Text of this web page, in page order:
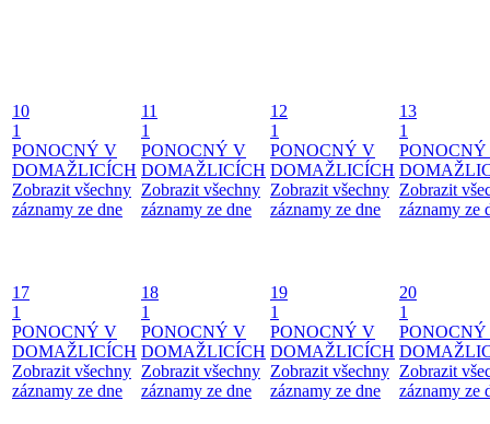
10
1
PONOCNÝ V
DOMAŽLICÍCH
Zobrazit všechny
záznamy ze dne
11
1
PONOCNÝ V
DOMAŽLICÍCH
Zobrazit všechny
záznamy ze dne
12
1
PONOCNÝ V
DOMAŽLICÍCH
Zobrazit všechny
záznamy ze dne
13
1
Zobrazit
záznamy ze
17
1
PONOCNÝ V
DOMAŽLICÍCH
Zobrazit všechny
záznamy ze dne
18
1
PONOCNÝ V
DOMAŽLICÍCH
Zobrazit všechny
záznamy ze dne
19
1
PONOCNÝ V
DOMAŽLICÍCH
Zobrazit všechny
záznamy ze dne
20
1
Zobrazit
záznamy ze